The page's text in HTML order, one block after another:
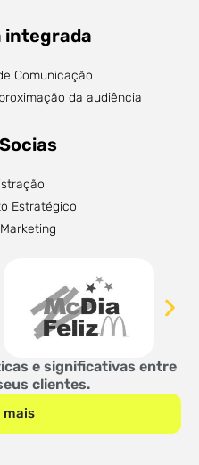
integrada
Comunicação
da audiência
Estratégico
e significativas entre
clientes.
mais